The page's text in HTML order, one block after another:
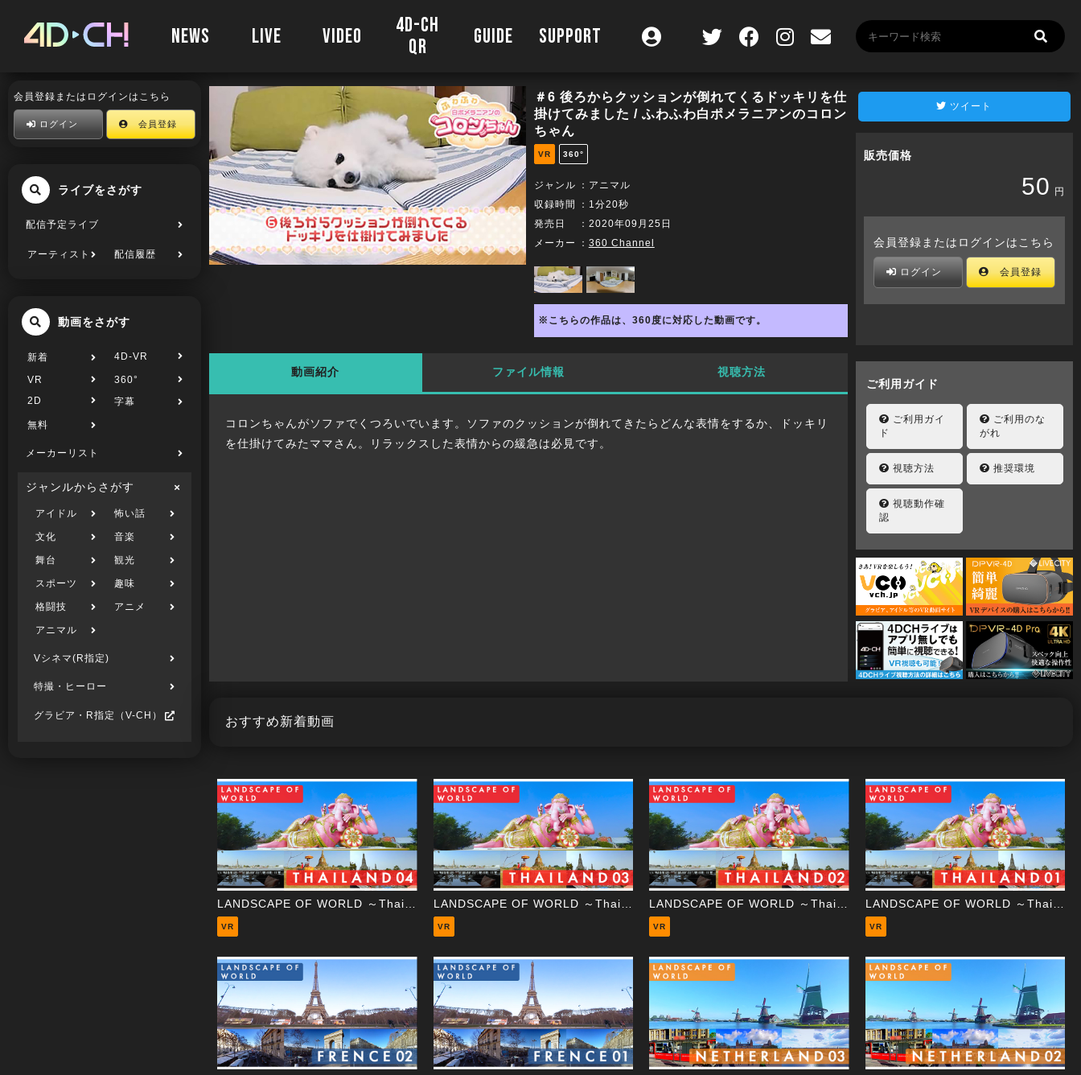
NEWS LIVE VIDEO
4D-CH
QR
GUIDE SUPPORT
会員登録またはログインはこちら
ログイン 会員登録
ライブをさがす
配信予定ライブ
アーティスト 配信履歴
動画をさがす
新着 4D-VR
VR
360°
2D
字幕
無料
メーカーリスト
ジャンルからさがす
アイドル 怖い話
文化 音楽
舞台 観光
スポーツ 趣味
格闘技 アニメ
アニマル
Vシネマ(R指定)
特撮・ヒーロー
グラビア・R指定（V-CH）
＃6 後ろからクッションが倒れてくるドッキリを仕
掛けてみました / ふわふわ白ポメラニアンのコロン
ちゃん
VR 360°
ジャンル
：アニマル
収録時間
：1分20秒
発売日
：2020年09月25日
メーカー
： 360 Channel
※こちらの作品は、360度に対応した動画です。
ツイート
販売価格
50 円
会員登録またはログインはこちら
ログイン 会員登録
動画紹介 ファイル情報 視聴方法
コロンちゃんがソファでくつろいでいます。ソファのクッションが倒れてきたらどんな表情をするか、ドッキリ
を仕掛けてみたママさん。リラックスした表情からの緩急は必見です。
ご利用ガイド
ご利用ガイ
ド
ご利用のな
がれ
視聴方法 推奨環境
視聴動作確
認
おすすめ新着動画
LANDSCAPE OF WORLD ～Thailand 04 Wat Saman Rattanaram～
VR
LANDSCAPE OF WORLD ～Thailand 03 Ayutthaya Remains～
VR
LANDSCAPE OF WORLD ～Thailand 02 Wat Suthat～
VR
LANDSCAPE OF WORLD ～Thailand 01 Wat Arun～
VR